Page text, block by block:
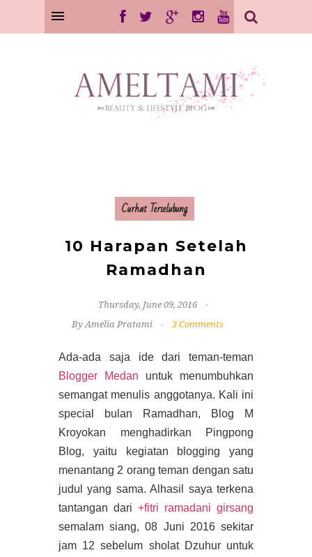
Curhat Terselubung
10 Harapan Setelah
Ramadhan
Thursday, June 09, 2016
By Amelia Pratami
3 Comments
Ada-ada saja ide dari teman-teman
Blogger Medan untuk menumbuhkan
semangat menulis anggotanya. Kali ini
special bulan Ramadhan, Blog M
Kroyokan menghadirkan Pingpong
Blog, yaitu kegiatan blogging yang
menantang 2 orang teman dengan satu
judul yang sama. Alhasil saya terkena
tantangan dari +fitri ramadani girsang
semalam siang, 08 Juni 2016 sekitar
jam 12 sebelum sholat Dzuhur untuk